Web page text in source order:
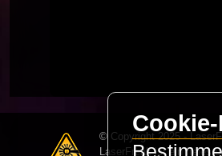
© Copyright 2025 -
LaserFreak ist ein freies